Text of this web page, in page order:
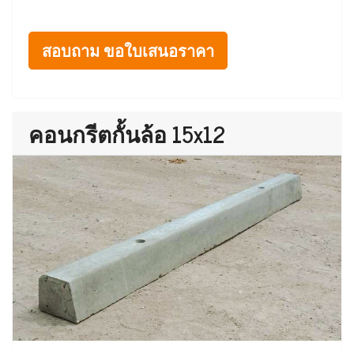
สอบถาม ขอใบเสนอราคา
คอนกรีตกั้นล้อ 15x12